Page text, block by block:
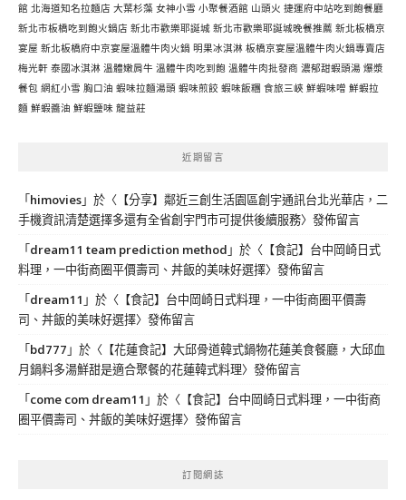
館 北海道知名拉麵店 大葉杉藻 女神小雪 小聚餐酒館 山頭火 捷運府中站吃到飽餐廳
新北市板橋吃到飽火鍋店 新北市歡樂耶誕城 新北市歡樂耶誕城晚餐推薦 新北板橋京
宴屋 新北板橋府中京宴屋溫體牛肉火鍋 明果冰淇淋 板橋京宴屋溫體牛肉火鍋專賣店
梅光軒 泰國冰淇淋 溫體嫩肩牛 溫體牛肉吃到飽 溫體牛肉批發商 濃郁甜蝦頭湯 爆漿
餐包 網紅小雪 胸口油 蝦味拉麵湯頭 蝦味煎餃 蝦味飯糰 食旅三峽 鮮蝦味噌 鮮蝦拉
麵 鮮蝦醬油 鮮蝦鹽味 龍益莊
近期留言
「himovies」於〈 【分享】鄰近三創生活園區創宇通訊台北光華店，二
手機資訊清楚選擇多還有全省創宇門市可提供後續服務〉發佈留言
「dream11 team prediction method 」於〈 【食記】台中岡崎日式
料理，一中街商圈平價壽司、丼飯的美味好選擇〉發佈留言
「dream11 」於〈 【食記】台中岡崎日式料理，一中街商圈平價壽
司、丼飯的美味好選擇〉發佈留言
「bd777 」於〈 【花蓮食記】大邱骨道韓式鍋物花蓮美食餐廳，大邱血
月鍋料多湯鮮甜是適合聚餐的花蓮韓式料理〉發佈留言
「come com dream11 」於〈 【食記】台中岡崎日式料理，一中街商
圈平價壽司、丼飯的美味好選擇〉發佈留言
訂閱網誌